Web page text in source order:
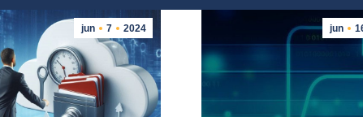
jun 7 2024 jun